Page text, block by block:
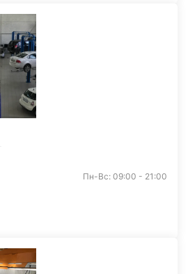
Пн-Вс: 09:00 - 21:00